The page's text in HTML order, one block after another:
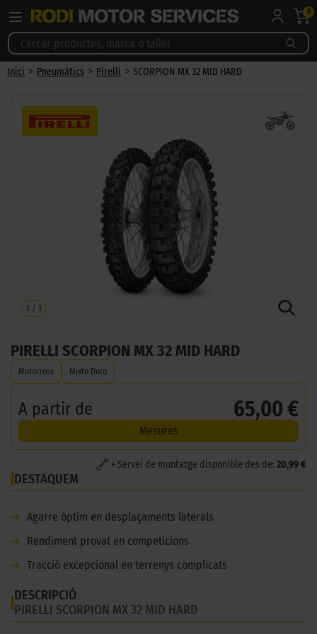
0
Inici > Pneumàtics > Pirelli > SCORPION MX 32 MID HARD
1 / 1
PIRELLI SCORPION MX 32 MID HARD
Motocross Mixto Duro
A partir de 65,00 €
Mesures
+ Servei de muntatge disponible des de: 20,99 €
DESTAQUEM
➜
Agarre òptim en desplaçaments laterals
➜
Rendiment provat en competicions
➜ Tracció excepcional en terrenys complicats
DESCRIPCIÓ
PIRELLI SCORPION MX 32 MID HARD